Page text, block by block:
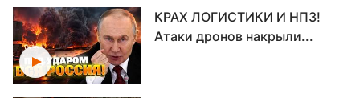
КРАХ ЛОГИСТИКИ И НПЗ!
Атаки дронов накрыли...